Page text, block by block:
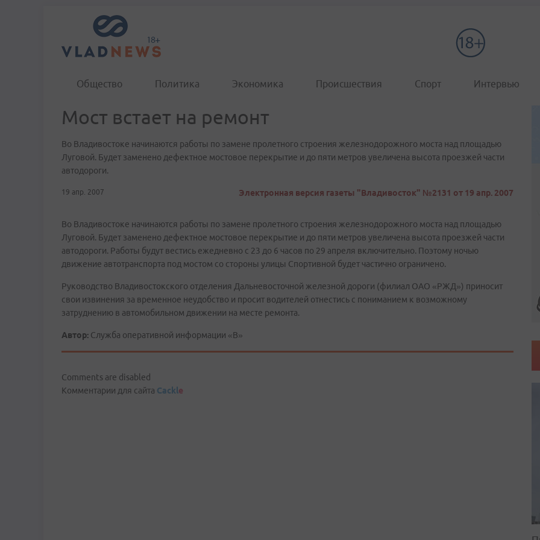
Общество Политика Экономика Происшествия Спорт Интервью
Мост встает на ремонт
Во Владивостоке начинаются работы по замене пролетного строения железнодорожного моста над площадью
Луговой. Будет заменено дефектное мостовое перекрытие и до пяти метров увеличена высота проезжей части
автодороги.
19 апр. 2007 Электронная версия газеты "Владивосток" №2131 от 19 апр. 2007
Во Владивостоке начинаются работы по замене пролетного строения железнодорожного моста над площадью
Луговой. Будет заменено дефектное мостовое перекрытие и до пяти метров увеличена высота проезжей части
автодороги. Работы будут вестись ежедневно с 23 до 6 часов по 29 апреля включительно. Поэтому ночью
движение автотранспорта под мостом со стороны улицы Спортивной будет частично ограничено.
Руководство Владивостокского отделения Дальневосточной железной дороги (филиал ОАО «РЖД») приносит
свои извинения за временное неудобство и просит водителей отнестись с пониманием к возможному
затруднению в автомобильном движении на месте ремонта.
Автор: Служба оперативной информации «В»
Comments are disabled
Комментарии для сайта Cackle